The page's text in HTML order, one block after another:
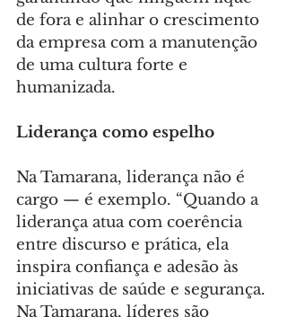
de fora e alinhar o crescimento
da empresa com a manutenção
de uma cultura forte e
humanizada.
Liderança como espelho
Na Tamarana, liderança não é
cargo — é exemplo. “Quando a
liderança atua com coerência
entre discurso e prática, ela
inspira confiança e adesão às
iniciativas de saúde e segurança.
Na Tamarana, líderes são